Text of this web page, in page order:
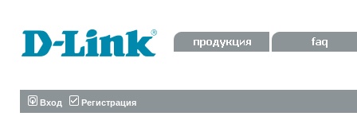
Вход Регистрация